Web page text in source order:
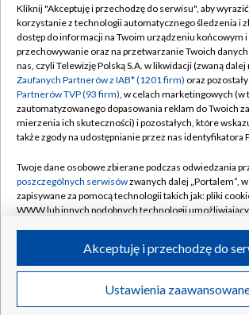
Transmisje Wideo
Sklep TVP
Biuro Reklamy
Oferta Handlowa
Telegazeta ogłoszenia
Emisja w TVP
Ogłoszenia
Akademia Telewizyjna
Centrum informacji TVP
System NOS
Polityka prywatności
Moje zgody
Biuro reklamy
Kontakt
©2026 Telewizja Polska Spółka
Kliknij "Akceptuję i przechodzę do serwisu", aby
korzystanie z technologii automatycznego śledzenia i
dostęp do informacji na Twoim urządzeniu końcowym i
przechowywanie oraz na przetwarzanie Twoich
nas, czyli Telewizję Polską S.A. w likwidacji (zwaną dalej
Zaufanych Partnerów z IAB* (1201 firm) oraz
Partnerów TVP (93 firm), w celach marketingowych (w
zautomatyzowanego dopasowania reklam do Twoich
mierzenia ich skuteczności) i pozostałych, które
także zgody na udostępnianie przez nas identyfikatora
Twoje dane osobowe zbierane podczas odwiedzania
poszczególnych serwisówzwanych dalej „Portalem”,
zapisywane za pomocą technologii takich jak: pliki
WWW lub innych podobnych technologii
ruchu w Internecie.
Twoje dane osobowe zbierane podczas odwiedzania
poszczególnych serwisówna Portalu, takie jak adresy
Ustawienia
Akceptuję i przechodzę do